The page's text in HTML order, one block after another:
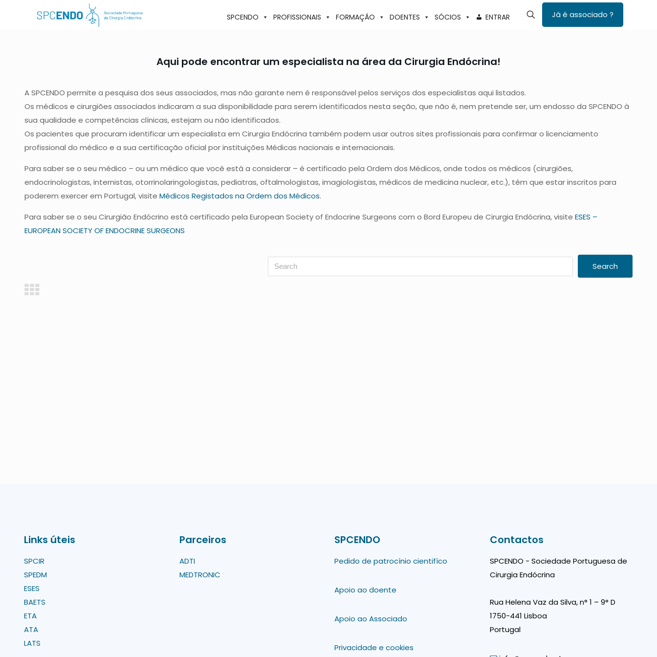
SPCENDO PROFISSIONAIS FORMAÇÃO DOENTES SÓCIOS ENTRAR Já é associado ?
Aqui pode encontrar um especialista na área da Cirurgia Endócrina!
A SPCENDO permite a pesquisa dos seus associados, mas não garante nem é responsável pelos serviços dos especialistas aqui listados.
Os médicos e cirurgiões associados indicaram a sua disponibilidade para serem identificados nesta seção, que não é, nem pretende ser, um endosso da SPCENDO à
sua qualidade e competências clínicas, estejam ou não identificados.
Os pacientes que procuram identificar um especialista em Cirurgia Endócrina também podem usar outros sites profissionais para confirmar o licenciamento
profissional do médico e a sua certificação oficial por instituições Médicas nacionais e internacionais.
Para saber se o seu médico – ou um médico que você está a considerar – é certificado pela Ordem dos Médicos, onde todos os médicos (cirurgiões,
endocrinologistas, internistas, otorrinolaringologistas, pediatras, oftalmologistas, imagiologistas, médicos de medicina nuclear, etc.), têm que estar inscritos para
poderem exercer em Portugal, visite Médicos Registados na Ordem dos Médicos.
Para saber se o seu Cirurgião Endócrino está certificado pela European Society of Endocrine Surgeons com o Bord Europeu de Cirurgia Endócrina, visite ESES –
EUROPEAN SOCIETY OF ENDOCRINE SURGEONS
Links úteis
SPCIR
SPEDM
ESES
BAETS
ETA
ATA
LATS
Parceiros
ADTI
MEDTRONIC
SPCENDO
Pedido de patrocínio cientifíco
Apoio ao doente
Apoio ao Associado
Privacidade e cookies
Contactos
SPCENDO - Sociedade Portuguesa de
Cirurgia Endócrina
Rua Helena Vaz da Silva, n° 1 – 9° D
1750-441 Lisboa
Portugal